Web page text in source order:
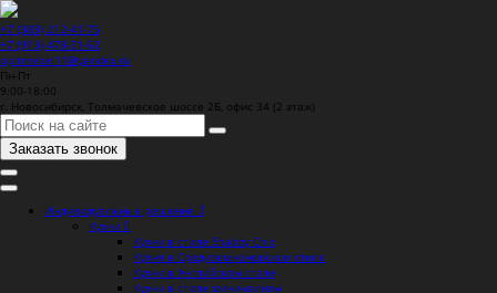
+7 (383) 212-41-75
+7 (913) 478-31-62
opitmebel11@yandex.ru
Пн-Пт
9:00-18:00
г. Новосибирск, Толмачевское шоссе 2Б, офис 34 (2 этаж)
Заказать звонок
Индивидуальные решения
Кухни
Кухни в стиле Shabby Chic
Кухня в Средиземноморском стиле
Кухни в Английском стиле
Кухни в стиле минимализм